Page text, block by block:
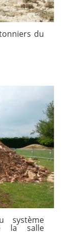
du
système
la salle